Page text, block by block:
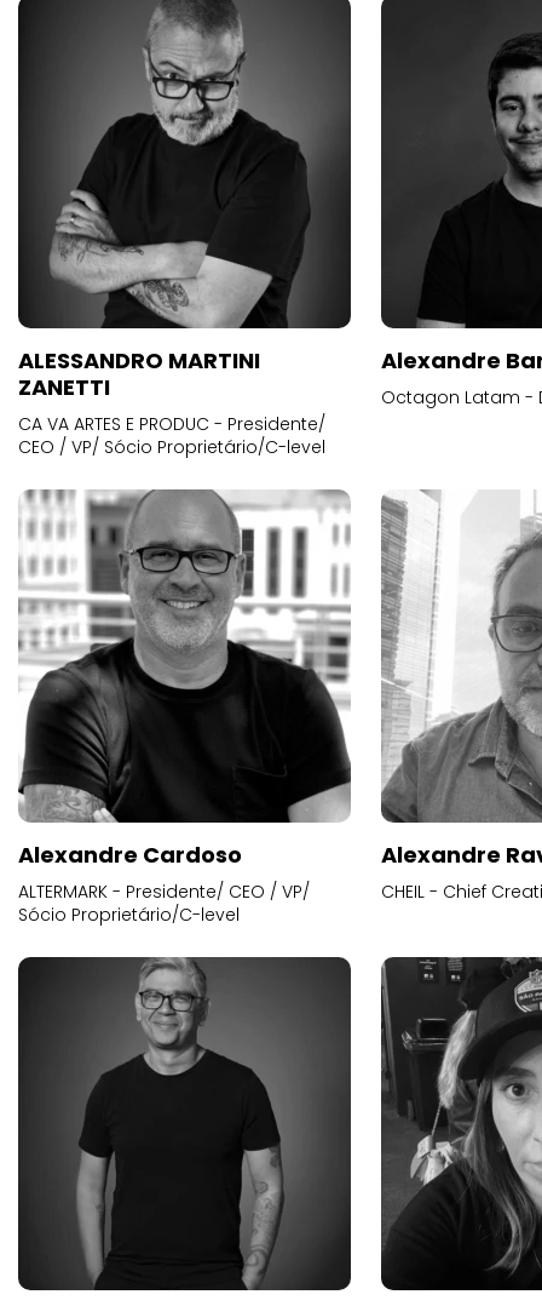
ALESSANDRO MARTINI
ZANETTI
CA VA ARTES E PRODUC - Presidente/
CEO / VP/ Sócio Proprietário/C-level
Alexandre
Octagon Latam -
Alexandre Cardoso
ALTERMARK - Presidente/ CEO / VP/
Sócio Proprietário/C-level
Alexandre
CHEIL - Chief